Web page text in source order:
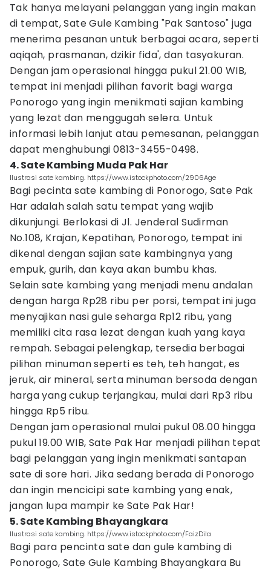
Tak hanya melayani pelanggan yang ingin makan
di tempat, Sate Gule Kambing "Pak Santoso" juga
menerima pesanan untuk berbagai acara, seperti
aqiqah, prasmanan, dzikir fida', dan tasyakuran.
Dengan jam operasional hingga pukul 21.00 WIB,
tempat ini menjadi pilihan favorit bagi warga
Ponorogo yang ingin menikmati sajian kambing
yang lezat dan menggugah selera. Untuk
informasi lebih lanjut atau pemesanan, pelanggan
dapat menghubungi 0813-3455-0498.
4. Sate Kambing Muda Pak Har
Ilustrasi sate kambing. https://www.istockphoto.com/2906Age
Bagi pecinta sate kambing di Ponorogo, Sate Pak
Har adalah salah satu tempat yang wajib
dikunjungi. Berlokasi di Jl. Jenderal Sudirman
No.108, Krajan, Kepatihan, Ponorogo, tempat ini
dikenal dengan sajian sate kambingnya yang
empuk, gurih, dan kaya akan bumbu khas.
Selain sate kambing yang menjadi menu andalan
dengan harga Rp28 ribu per porsi, tempat ini juga
menyajikan nasi gule seharga Rp12 ribu, yang
memiliki cita rasa lezat dengan kuah yang kaya
rempah. Sebagai pelengkap, tersedia berbagai
pilihan minuman seperti es teh, teh hangat, es
jeruk, air mineral, serta minuman bersoda dengan
harga yang cukup terjangkau, mulai dari Rp3 ribu
hingga Rp5 ribu.
Dengan jam operasional mulai pukul 08.00 hingga
pukul 19.00 WIB, Sate Pak Har menjadi pilihan tepat
bagi pelanggan yang ingin menikmati santapan
sate di sore hari. Jika sedang berada di Ponorogo
dan ingin mencicipi sate kambing yang enak,
jangan lupa mampir ke Sate Pak Har!
5. Sate Kambing Bhayangkara
Ilustrasi sate kambing. https://www.istockphoto.com/FaizDila
Bagi para pencinta sate dan gule kambing di
Ponorogo, Sate Gule Kambing Bhayangkara Bu